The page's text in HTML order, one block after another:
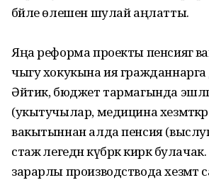
бәйле өлешен шулай аңлатты.
Яңа реформа проекты пенсиягә
чыгу хокукына ия
Әйтик, бюджет тармагында
(укытучылар, медицина
вакытыннан алда пенсия
стаж әлегедән күбрәк кирәк
зарарлы производствода хезмәт